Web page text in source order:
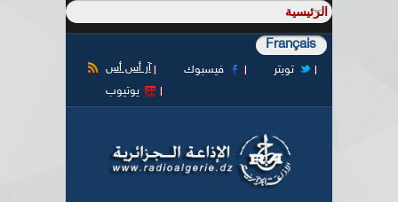
Français
آر أس أس فيسبوك
تويتر
يوتيوب